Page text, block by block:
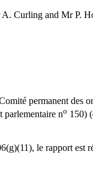
Curling and Mr P.
permanent des
parlementaire no 150)
le rapport est